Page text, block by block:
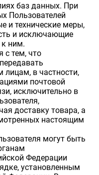
баз данных. При
Пользователей
и технические меры,
и исключающие
к ним.
с тем, что
лицам, в частности,
почтовой
исключительно в
доставку товара, а
настоящим
могут быть
Федерации
установленным